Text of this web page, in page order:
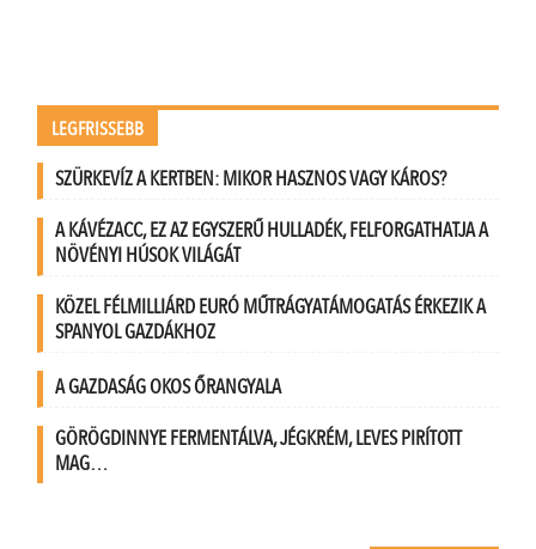
LEGFRISSEBB
SZÜRKEVÍZ A KERTBEN: MIKOR HASZNOS VAGY KÁROS?
A KÁVÉZACC, EZ AZ EGYSZERŰ HULLADÉK, FELFORGATHATJA A
NÖVÉNYI HÚSOK VILÁGÁT
KÖZEL FÉLMILLIÁRD EURÓ MŰTRÁGYATÁMOGATÁS ÉRKEZIK A
SPANYOL GAZDÁKHOZ
A GAZDASÁG OKOS ŐRANGYALA
GÖRÖGDINNYE FERMENTÁLVA, JÉGKRÉM, LEVES PIRÍTOTT
MAG…